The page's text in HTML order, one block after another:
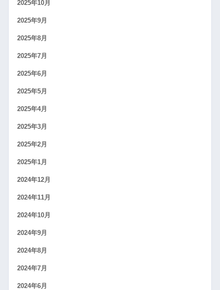
2025年10月
2025年9月
2025年8月
2025年7月
2025年6月
2025年5月
2025年4月
2025年3月
2025年2月
2025年1月
2024年12月
2024年11月
2024年10月
2024年9月
2024年8月
2024年7月
2024年6月